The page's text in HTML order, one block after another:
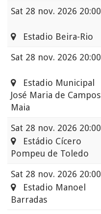
Sat 28 nov. 2026 20:00
Estadio Beira-Rio
Sat 28 nov. 2026 20:00
Estadio Municipal
José Maria de Campos
Maia
Sat 28 nov. 2026 20:00
Estádio Cícero
Pompeu de Toledo
Sat 28 nov. 2026 20:00
Estadio Manoel
Barradas